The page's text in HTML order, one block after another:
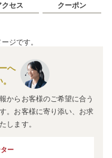
クセス クーポン
ジです。
へ
からお客様のご希望に合う
。お客様に寄り添い、お求
します。
ー